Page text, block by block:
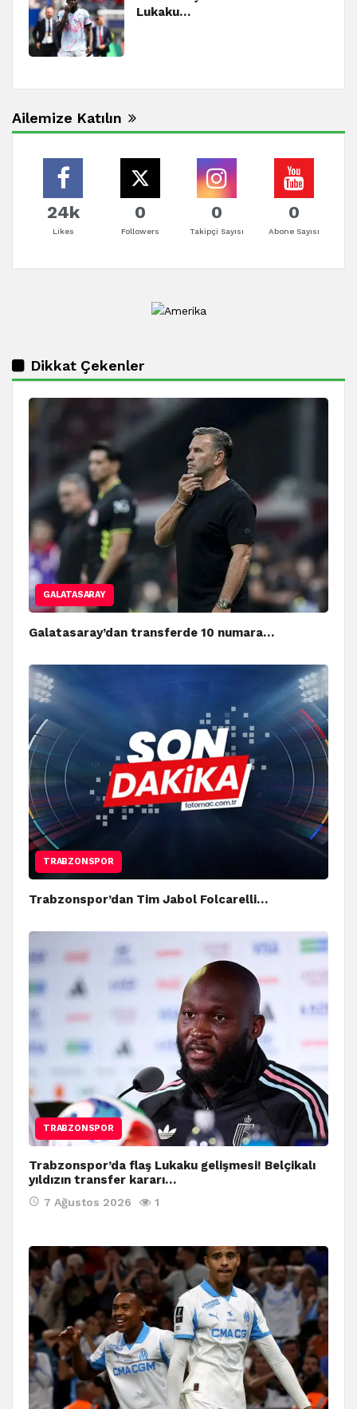
Lukaku…
Ailemize Katılın
24k
Likes
0
Followers
0
Takipçi Sayısı
0
Abone Sayısı
Dikkat Çekenler
GALATASARAY
Galatasaray’dan transferde 10 numara…
TRABZONSPOR
Trabzonspor’dan Tim Jabol Folcarelli…
TRABZONSPOR
Trabzonspor’da flaş Lukaku gelişmesi! Belçikalı
yıldızın transfer kararı…
7 Ağustos 2026 1